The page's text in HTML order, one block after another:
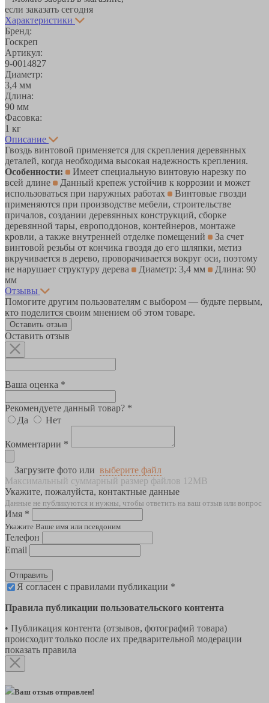
если заказать сегодня
Характеристики
Бренд:
Госкреп
Артикул:
9-0014827
Диаметр:
3,4 мм
Длина:
90 мм
Фасовка:
1 кг
Описание
Гвоздь винтовой применяется для скрепления деревянных
деталей, когда необходима высокая надежность крепления.
Особенности:
Имеет специальную винтовую нарезку по
всей длине
Данный крепеж устойчив к коррозии и может
использоваться при наружных работах
Винтовые гвозди
применяются при производстве мебели, строительстве
причалов, создании деревянных конструкций, сборке
деревянной тары, европоддонов, контейнеров, монтаже
кровли, а также внутренней отделке помещений
За счет
винтовой резьбы от кончика гвоздя до его шляпки, метиз
вкручивается в дерево, проворачивается вокруг оси, поэтому
не нарушает структуру дерева
Диаметр: 3,4 мм
Длина: 90
мм
Отзывы
Помогите другим пользователям с выбором — будьте первым,
кто поделится своим мнением об этом товаре.
Оставить отзыв
Оставить отзыв
Ваша оценка *
Рекомендуете данный товар? *
Да
Нет
Комментарии *
Загрузите фото или выберите файл
Максимальный суммарный размер файлов 12MB
Укажите, пожалуйста, контактные данные
Данные не публикуются и нужны, чтобы ответить на ваш отзыв или вопрос
Имя *
Укажите Ваше имя или псевдоним
Телефон
Email
Отправить
Я согласен с правилами публикации *
Правила публикации пользовательского контента
• Публикация контента (отзывов, фотографий товара)
происходит только после их предварительной модерации
показать правила
Ваш отзыв отправлен!